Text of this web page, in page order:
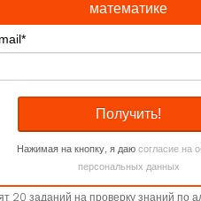
математике
*
Нажимая на кнопку, я даюсогласие на
персональных данных
20 заданий на проверку знаний по